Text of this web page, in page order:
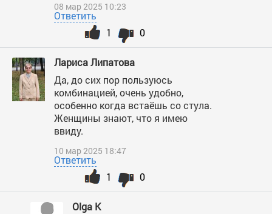
08 мар 2025 10:23
Ответить
0
1
Лариса Липатова
Да, до сих пор пользуюсь
комбинацией, очень удобно,
особенно когда встаёшь со стула.
Женщины знают, что я имею
ввиду.
10 мар 2025 18:47
Ответить
0
1
Olga K